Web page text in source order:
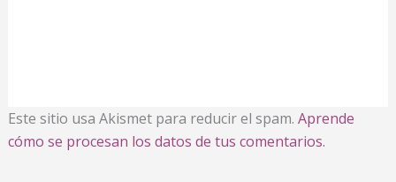
Este sitio usa Akismet para reducir el spam. Aprende
cómo se procesan los datos de tus comentarios.